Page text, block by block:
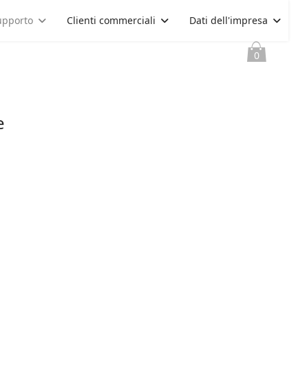
0
Clienti commerciali Dati dell'impresa